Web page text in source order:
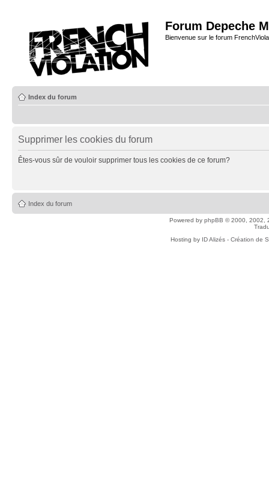
Forum Depeche
Bienvenue sur le forum
Index du forum
Supprimer les cookies du forum
Êtes-vous sûr de vouloir supprimer tous les cookies de ce forum?
Index du forum
Powered by phpBB © 2000, 2002,
Hosting by ID Alizés - Création de